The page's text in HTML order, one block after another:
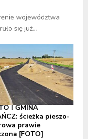
województwa
się już...
I GMINA
ścieżka pieszo-
prawie
[FOTO]